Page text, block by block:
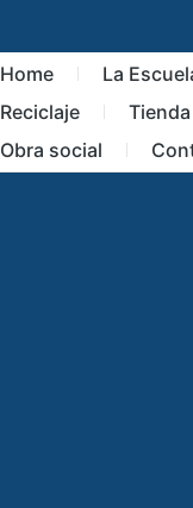
Home
La
Reciclaje
Tienda
Obra social